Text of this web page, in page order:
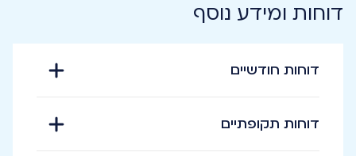
דוחות ומידע נוסף
דוחות חודשיים
דוחות תקופתיים